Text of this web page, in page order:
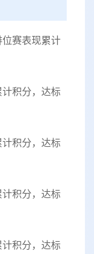
赛表现累计
积分，达标
积分，达标
积分，达标
积分，达标